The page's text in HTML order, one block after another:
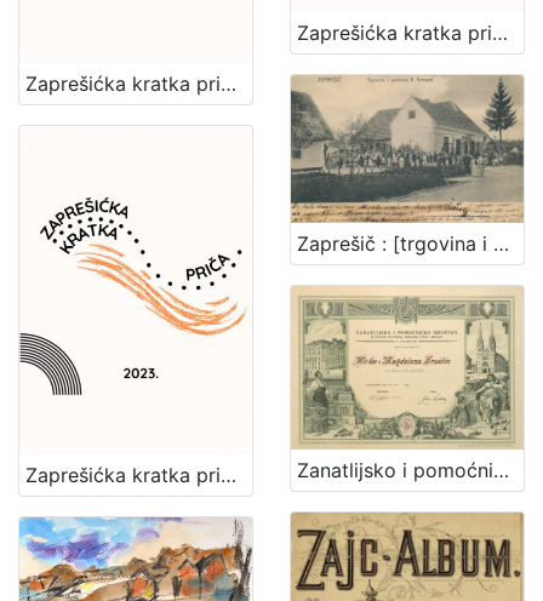
Zaprešićka kratka priča 2025. : nagrađene i pohvaljene priče
Zaprešićka kratka priča 2024. : nagrađene i pohvaljene priče
Zaprešićka kratka priča 2023. : nagrađene i pohvaljene priče
Zaprešič : [trgovina i gostiona F. Ermann]
Zanatlijsko i pomoćničko društvo za podporu bolestnika, nemoćnika, udova i siročadi : [povelja]